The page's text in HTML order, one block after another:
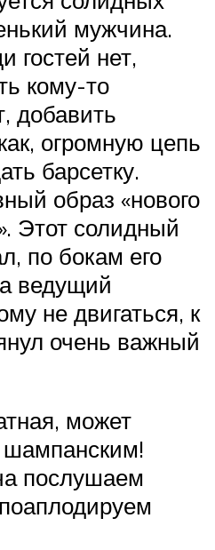
мужчина.
гостей нет,
кому-то
добавить
огромную цепь
барсетку.
образ «нового
Этот солидный
по бокам его
ведущий
не двигаться, к
очень важный
может
шампанским!
послушаем